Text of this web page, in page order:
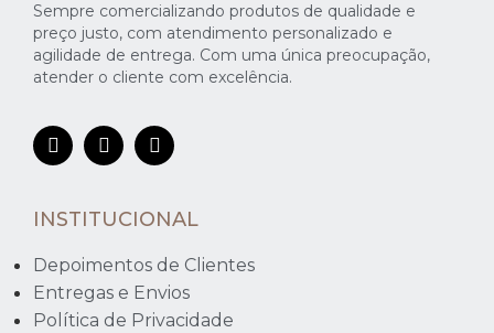
Sempre comercializando produtos de qualidade e
preço justo, com atendimento personalizado e
agilidade de entrega. Com uma única preocupação,
atender o cliente com excelência.
INSTITUCIONAL
Depoimentos de Clientes
Entregas e Envios
Política de Privacidade